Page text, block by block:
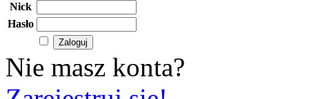
Nick
Hasło
Nie masz konta?